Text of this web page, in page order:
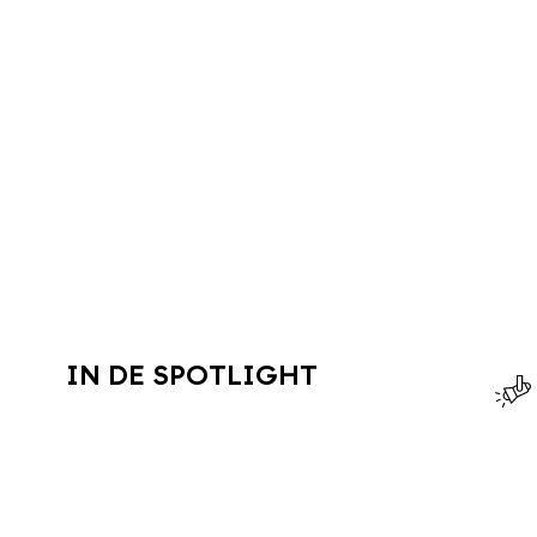
IN DE SPOTLIGHT